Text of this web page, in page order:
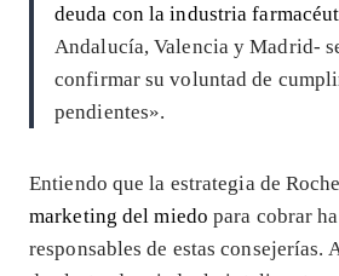
deuda con la industria
Andalucía, Valencia y Madrid-
confirmar su voluntad de
pendientes».
Entiendo que la estrategia de
marketing del miedo para cobrar
responsables de estas consejerías.